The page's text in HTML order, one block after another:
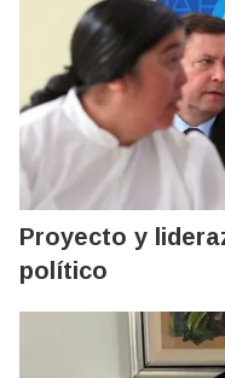
Proyecto y
político